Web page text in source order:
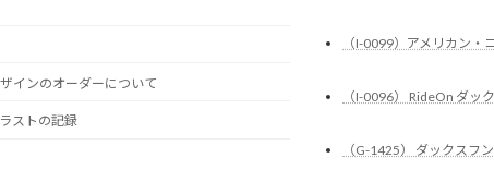
インのオーダーについて
ストの記録
（I-0099）アメリカン・
（I-0096） RideOn ダ
（G-1425） ダックス